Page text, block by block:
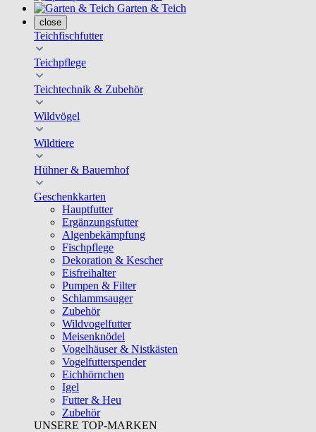
Garten & Teich
close
Teichfischfutter
Teichpflege
Teichtechnik & Zubehör
Wildvögel
Wildtiere
Hühner & Bauernhof
Geschenkkarten
Hauptfutter
Ergänzungsfutter
Algenbekämpfung
Fischpflege
Dekoration & Kescher
Eisfreihalter
Pumpen & Filter
Schlammsauger
Zubehör
Wildvogelfutter
Meisenknödel
Vogelhäuser & Nistkästen
Vogelfutterspender
Eichhörnchen
Igel
Futter & Heu
Zubehör
UNSERE TOP-MARKEN